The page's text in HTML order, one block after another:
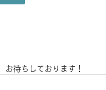
お待ちしております！